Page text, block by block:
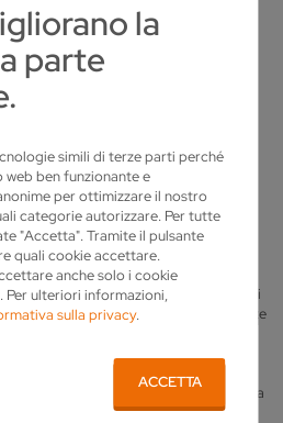
la
parte
simili di terze parti perché
ben funzionante e
per ottimizzare il nostro
categorie autorizzare. Per tutte
"Accetta". Tramite il pulsante
quali cookie accettare.
anche solo i cookie
Per ulteriori informazioni,
sulla privacy.
ACCETTA
SVEVA NELLA
ASPORTAZIONE DI
02-27
Balzheim GmbH e la VOLLMER Werke
anni lo specialista per l'affilatura
della serie VGrind a Balzheim a soli
macchine il produttore di utensili
di metallo duro pieno come punte
coniche. Questi utensili vengono
ad asportazione di trucioli
titanio, acciaio o alluminio e in
aerospaziale, nell'automobilistica